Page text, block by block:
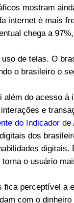
mostram
internet é mais
chega a
de telas. O
o brasileiro o
além do acesso
e
do Indicador
dos
o usuário
fica perceptível a
com o